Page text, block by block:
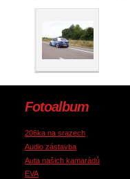
Fotoalbum
206ka na srazech
Audio zástavba
Auta našich kamarádů
EVA